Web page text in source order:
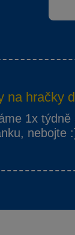
na hračky
1x
nebojte